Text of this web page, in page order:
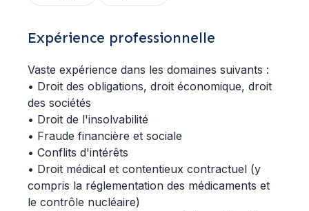
Expérience professionnelle
Vaste expérience dans les domaines suivants :
• Droit des obligations, droit économique, droit
des sociétés
• Droit de l'insolvabilité
• Fraude financière et sociale
• Conflits d'intérêts
• Droit médical et contentieux contractuel (y
compris la réglementation des médicaments et
le contrôle nucléaire)